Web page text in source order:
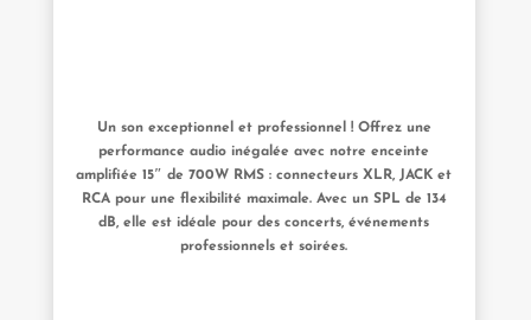
Un son exceptionnel et professionnel ! Offrez une
performance audio inégalée avec notre enceinte
amplifiée 15″ de 700W RMS : connecteurs XLR, JACK et
RCA pour une flexibilité maximale. Avec un SPL de 134
dB, elle est idéale pour des concerts, événements
professionnels et soirées.